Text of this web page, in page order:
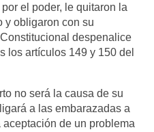
el poder, le quitaron la
y obligaron con su
despenalice
los artículos 149 y 150 del
no será la causa de su
a las embarazadas a
de un problema